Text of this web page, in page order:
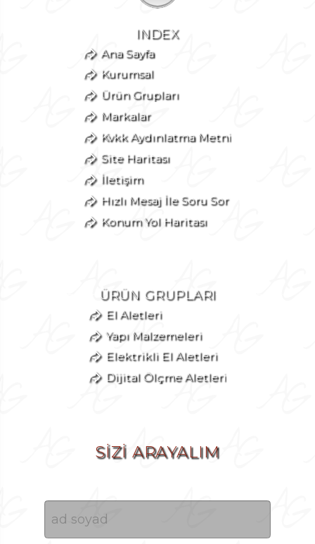
INDEX
Ana Sayfa
Kurumsal
Ürün Grupları
Markalar
Kvkk Aydınlatma Metni
Site Haritası
İletişim
Hızlı Mesaj İle Soru Sor
Konum Yol Haritası
ÜRÜN GRUPLARI
El Aletleri
Yapı Malzemeleri
Elektrikli El Aletleri
Dijital Ölçme Aletleri
SİZİ ARAYALIM